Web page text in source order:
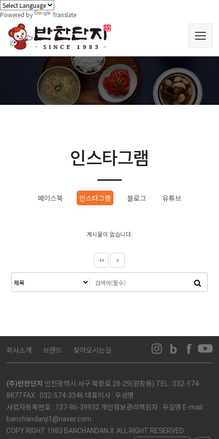
Powered by Translate
인스타그램
페이스북 인스타그램 블로그 유튜브
게시물이 없습니다.
회사소개 브랜드 찾아오시는길
(주)반찬단지 인천광역시 서구 북항로 28-29(원창동) TEL : 032-574-
8877 FAX : 032-574-3346 대표이사 : 우성명
사업자등록번호 : 137-86-39932 개인정보관리책임자 : 우길명 E-mail :
banchandanji1@naver.com
COPY RIGHT 1983 BANCHANDANJI. ALL RIGHT RESERVED